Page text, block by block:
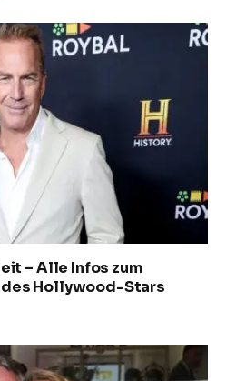
– Alle Infos zum
Hollywood-Stars